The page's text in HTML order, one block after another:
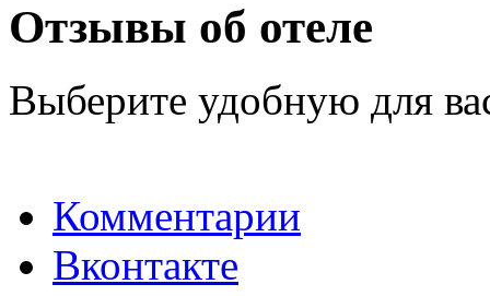
Отзывы об отеле
Выберите удобную для
Комментарии
Вконтакте